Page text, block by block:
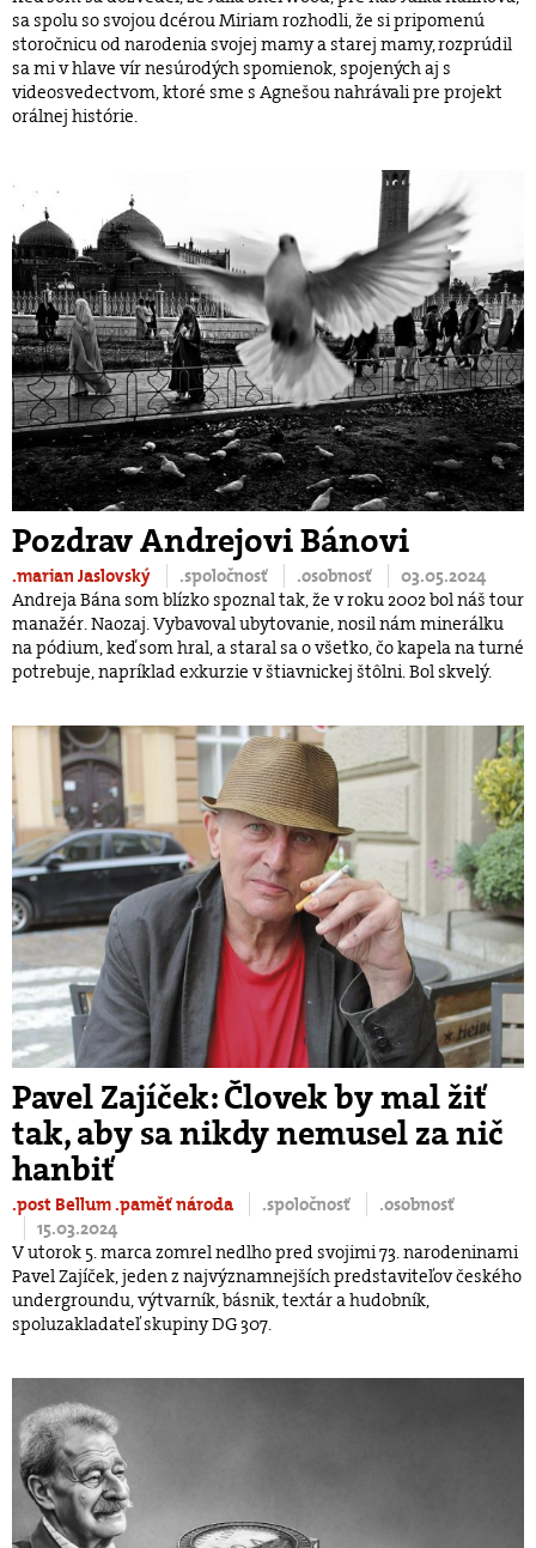
sa spolu so svojou dcérou Miriam rozhodli, že si pripomenú
storočnicu od narodenia svojej mamy a starej mamy, rozprúdil
sa mi v hlave vír nesúrodých spomienok, spojených aj s
videosvedectvom, ktoré sme s Agnešou nahrávali pre projekt
orálnej histórie.
Pozdrav Andrejovi Bánovi
.marian Jaslovský .spoločnosť .osobnosť
03.05.2024
Andreja Bána som blízko spoznal tak, že v roku 2002 bol náš tour
manažér. Naozaj. Vybavoval ubytovanie, nosil nám minerálku
na pódium, keď som hral, a staral sa o všetko, čo kapela na turné
potrebuje, napríklad exkurzie v štiavnickej štôlni. Bol skvelý.
Pavel Zajíček: Človek by mal žiť
tak, aby sa nikdy nemusel za nič
hanbiť
.post Bellum.paměť národa .spoločnosť
.osobnosť
15.03.2024
V utorok 5. marca zomrel nedlho pred svojimi 73. narodeninami
Pavel Zajíček, jeden z najvýznamnejších predstaviteľov českého
undergroundu, výtvarník, básnik, textár a hudobník,
spoluzakladateľ skupiny DG 307.